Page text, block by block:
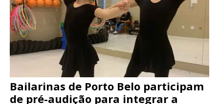
Bailarinas de Porto Belo participam
de pré-audição para integrar a